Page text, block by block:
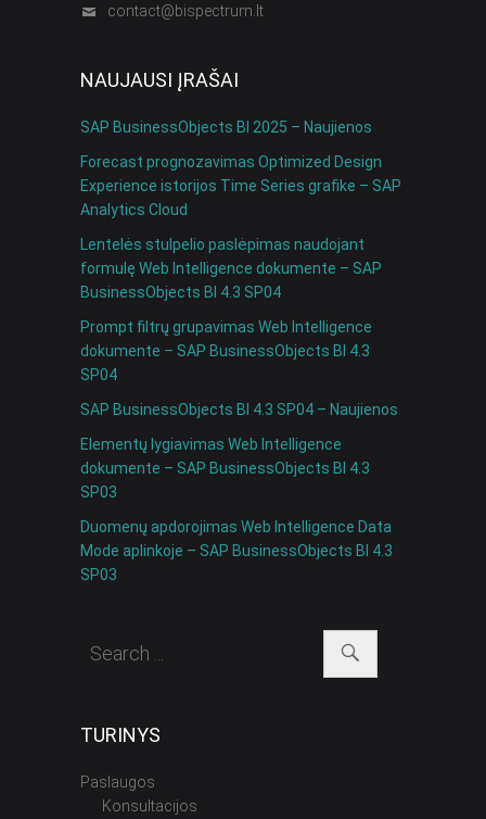
contact@bispectrum.lt
NAUJAUSI ĮRAŠAI
SAP BusinessObjects BI 2025 – Naujienos
Forecast prognozavimas Optimized Design
Experience istorijos Time Series grafike – SAP
Analytics Cloud
Lentelės stulpelio paslėpimas naudojant
formulę Web Intelligence dokumente – SAP
BusinessObjects BI 4.3 SP04
Prompt filtrų grupavimas Web Intelligence
dokumente – SAP BusinessObjects BI 4.3
SP04
SAP BusinessObjects BI 4.3 SP04 – Naujienos
Elementų lygiavimas Web Intelligence
dokumente – SAP BusinessObjects BI 4.3
SP03
Duomenų apdorojimas Web Intelligence Data
Mode aplinkoje – SAP BusinessObjects BI 4.3
SP03
TURINYS
Paslaugos
Konsultacijos